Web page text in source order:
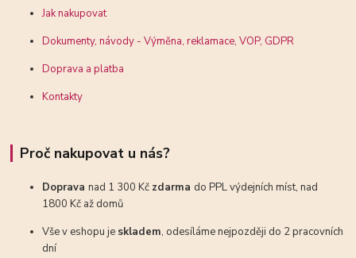
Jak nakupovat
Dokumenty, návody - Výměna, reklamace, VOP, GDPR
Doprava a platba
Kontakty
Proč nakupovat u nás?
Dopravanad 1 300 Kč zdarma do PPL výdejních míst, nad
1800 Kč až domů
Vše v eshopu je skladem, odesíláme nejpozději do 2 pracovních
dní